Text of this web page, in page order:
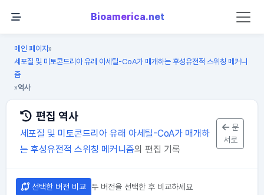
Bioamerica.net
메인 페이지»
세포질 및 미토콘드리아 유래 아세틸-CoA가 매개하는 후성유전적 스위칭 메커니
즘
»역사
편집 역사
세포질 및 미토콘드리아 유래 아세틸-CoA가 매개하
는 후성유전적 스위칭 메커니즘의 편집 기록
문
서로
선택한 버전 비교 두 버전을 선택한 후 비교하세요